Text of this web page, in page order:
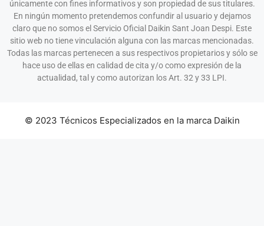
únicamente con fines informativos y son propiedad de sus titulares.
En ningún momento pretendemos confundir al usuario y dejamos
claro que no somos el Servicio Oficial Daikin Sant Joan Despi. Este
sitio web no tiene vinculación alguna con las marcas mencionadas.
Todas las marcas pertenecen a sus respectivos propietarios y sólo se
hace uso de ellas en calidad de cita y/o como expresión de la
actualidad, tal y como autorizan los Art. 32 y 33 LPI.
© 2023 Técnicos Especializados en la marca Daikin